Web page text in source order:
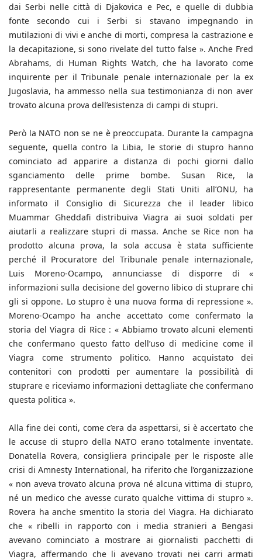
dai Serbi nelle città di Djakovica e Pec, e quelle di dubbia
fonte secondo cui i Serbi si stavano impegnando in
mutilazioni di vivi e anche di morti, compresa la castrazione e
la decapitazione, si sono rivelate del tutto false ». Anche Fred
Abrahams, di Human Rights Watch, che ha lavorato come
inquirente per il Tribunale penale internazionale per la ex
Jugoslavia, ha ammesso nella sua testimonianza di non aver
trovato alcuna prova dell’esistenza di campi di stupri.
Però la NATO non se ne è preoccupata. Durante la campagna
seguente, quella contro la Libia, le storie di stupro hanno
cominciato ad apparire a distanza di pochi giorni dallo
sganciamento delle prime bombe. Susan Rice, la
rappresentante permanente degli Stati Uniti all’ONU, ha
informato il Consiglio di Sicurezza che il leader libico
Muammar Gheddafi distribuiva Viagra ai suoi soldati per
aiutarli a realizzare stupri di massa. Anche se Rice non ha
prodotto alcuna prova, la sola accusa è stata sufficiente
perché il Procuratore del Tribunale penale internazionale,
Luis Moreno-Ocampo, annunciasse di disporre di «
informazioni sulla decisione del governo libico di stuprare chi
gli si oppone. Lo stupro è una nuova forma di repressione ».
Moreno-Ocampo ha anche accettato come confermato la
storia del Viagra di Rice : « Abbiamo trovato alcuni elementi
che confermano questo fatto dell’uso di medicine come il
Viagra come strumento politico. Hanno acquistato dei
contenitori con prodotti per aumentare la possibilità di
stuprare e riceviamo informazioni dettagliate che confermano
questa politica ».
Alla fine dei conti, come c’era da aspettarsi, si è accertato che
le accuse di stupro della NATO erano totalmente inventate.
Donatella Rovera, consigliera principale per le risposte alle
crisi di Amnesty International, ha riferito che l’organizzazione
« non aveva trovato alcuna prova né alcuna vittima di stupro,
né un medico che avesse curato qualche vittima di stupro ».
Rovera ha anche smentito la storia del Viagra. Ha dichiarato
che « ribelli in rapporto con i media stranieri a Bengasi
avevano cominciato a mostrare ai giornalisti pacchetti di
Viagra, affermando che li avevano trovati nei carri armati